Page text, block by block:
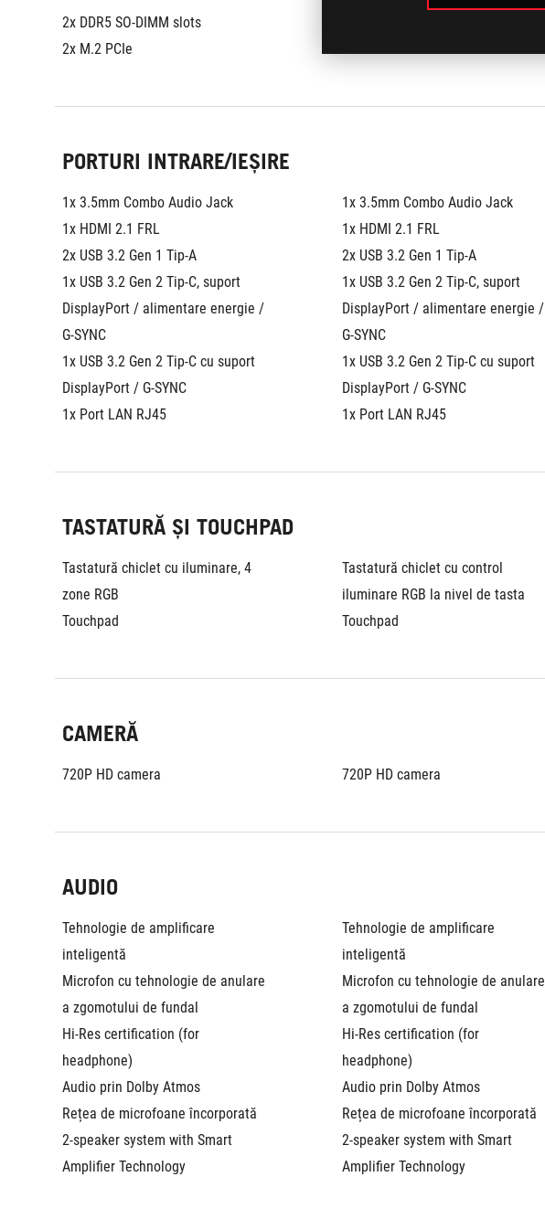
2x DDR5 SO-DIMM slots
2x M.2 PCIe
PORTURI INTRARE/IEȘIRE
1x 3.5mm Combo Audio Jack
1x HDMI 2.1 FRL
2x USB 3.2 Gen 1 Tip-A
1x USB 3.2 Gen 2 Tip-C, suport
DisplayPort / alimentare energie /
G-SYNC
1x USB 3.2 Gen 2 Tip-C cu suport
DisplayPort / G-SYNC
1x Port LAN RJ45
1x 3.5mm Combo Audio Jack
1x HDMI 2.1 FRL
2x USB 3.2 Gen 1 Tip-A
1x USB 3.2 Gen 2 Tip-C, suport
DisplayPort / alimentare energie /
G-SYNC
1x USB 3.2 Gen 2 Tip-C cu suport
DisplayPort / G-SYNC
1x Port LAN RJ45
TASTATURĂ ȘI TOUCHPAD
Tastatură chiclet cu iluminare, 4
zone RGB
Touchpad
Tastatură chiclet cu control
iluminare RGB la nivel de tasta
Touchpad
CAMERĂ
720P HD camera 720P HD camera
AUDIO
Tehnologie de amplificare
inteligentă
Microfon cu tehnologie de anulare
a zgomotului de fundal
Hi-Res certification (for
headphone)
Audio prin Dolby Atmos
Rețea de microfoane încorporată
2-speaker system with Smart
Amplifier Technology
Tehnologie de amplificare
inteligentă
Microfon cu tehnologie de anulare
a zgomotului de fundal
Hi-Res certification (for
headphone)
Audio prin Dolby Atmos
Rețea de microfoane încorporată
2-speaker system with Smart
Amplifier Technology